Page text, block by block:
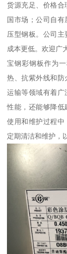
货源充足、价格合
国市场；公司自
压型钢板。公司主
成本更低。欢迎广
宝钢彩钢板作为
热、抗紫外线和防
运输等领域有着广
性能，还能够降
使用和维护过程中
定期清洁和维护，